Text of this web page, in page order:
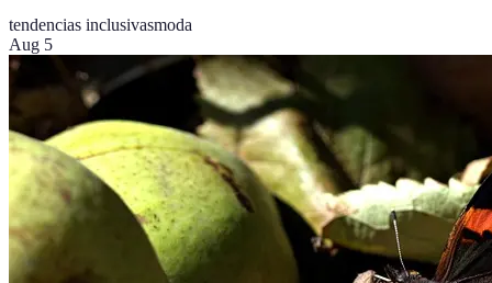
tendencias inclusivasmoda
Aug 5